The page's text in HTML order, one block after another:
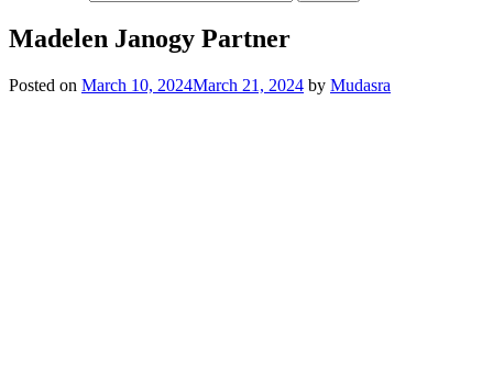
Madelen Janogy Partner
Posted on March 10, 2024March 21, 2024 by Mudasra